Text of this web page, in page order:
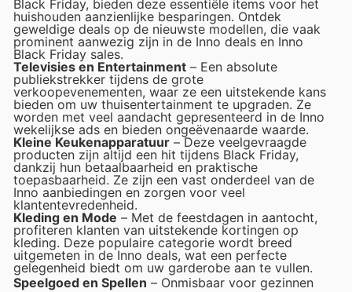
Black Friday, bieden deze essentiële items voor het
huishouden aanzienlijke besparingen. Ontdek
geweldige deals op de nieuwste modellen, die vaak
prominent aanwezig zijn in de Inno deals en Inno
Black Friday sales.
Televisies en Entertainment – Een absolute
publiekstrekker tijdens de grote
verkoopevenementen, waar ze een uitstekende kans
bieden om uw thuisentertainment te upgraden. Ze
worden met veel aandacht gepresenteerd in de Inno
wekelijkse ads en bieden ongeëvenaarde waarde.
Kleine Keukenapparatuur – Deze veelgevraagde
producten zijn altijd een hit tijdens Black Friday,
dankzij hun betaalbaarheid en praktische
toepasbaarheid. Ze zijn een vast onderdeel van de
Inno aanbiedingen en zorgen voor veel
klantentevredenheid.
Kleding en Mode – Met de feestdagen in aantocht,
profiteren klanten van uitstekende kortingen op
kleding. Deze populaire categorie wordt breed
uitgemeten in de Inno deals, wat een perfecte
gelegenheid biedt om uw garderobe aan te vullen.
Speelgoed en Spellen – Onmisbaar voor gezinnen